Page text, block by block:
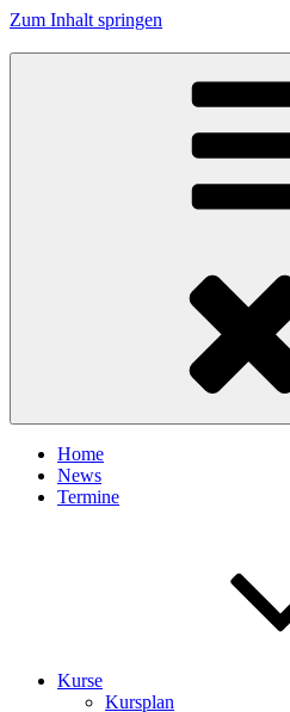
Zum Inhalt springen
Home
News
Termine
Kurse
Kursplan